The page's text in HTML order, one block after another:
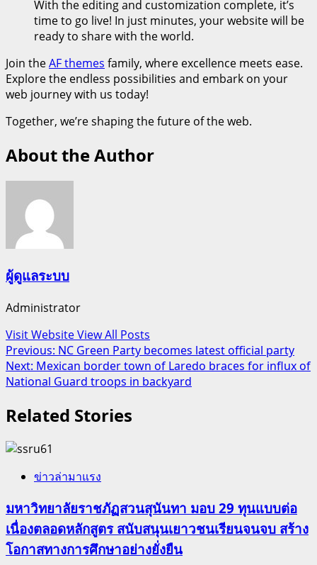
With the editing and customization complete, it’s
time to go live! In just minutes, your website will be
ready to share with the world.
Join theAF themes family, where excellence meets ease.
Explore the endless possibilities and embark on your
web journey with us today!
Together, we’re shaping the future of the web.
About the Author
ผู้ดูแลระบบ
Administrator
Visit WebsiteView All Posts
Post
navigation
Previous: NC Green Party becomes latest official party
Next: Mexican border town of Laredo braces for influx of
National Guard troops in backyard
Related Stories
ข่าวล่ามาแรง
มหาวิทยาลัยราชภัฏสวนสุนันทา มอบ 29 ทุนแบบต่อ
เนื่องตลอดหลักสูตร สนับสนุนเยาวชนเรียนจนจบ สร้าง
โอกาสทางการศึกษาอย่างยั่งยืน